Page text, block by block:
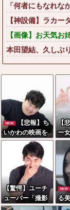
「何者にもなれ
【神設備】ラカ
【画像】お天気お
本田望結、久しぶ
NEW
【悲報】ち
いかわの映画を
見たイラン人が
激怒｢子供に見せ
る内容じゃない｡
悪影響は計り知
れない｣←これw
w w w w w w w
w
【
ー
本
寄
炎
う
ぁ…
【驚愕】ユーチ
ューバー「撮影
で使うから、こ
NEW
る
ゃ